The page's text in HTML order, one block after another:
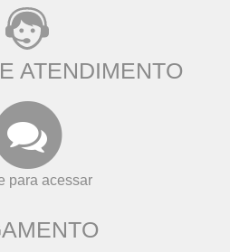
ATENDIMENTO
para acessar